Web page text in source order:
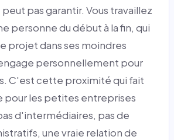
pas garantir. Vous travaillez
personne du début à la fin, qui
projet dans ses moindres
personnellement pour
C'est cette proximité qui fait
pour les petites entreprises
d'intermédiaires, pas de
une vraie relation de